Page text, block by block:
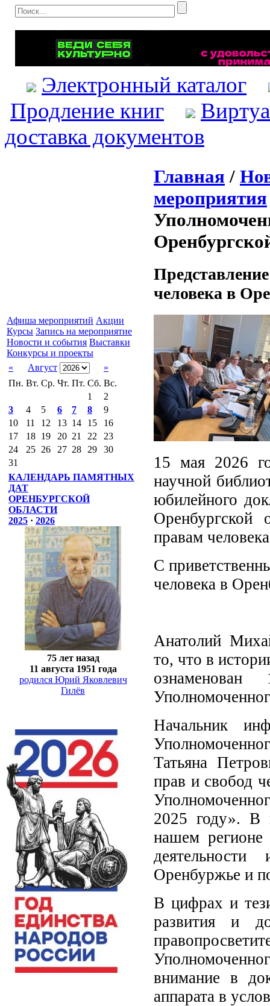
Электронный каталог
Продление книг
доставка документов
Афиша мероприятий Акции
Курсы Запись на мероприятие
Новости и события Выставки
Конкурсы и проекты
«
Август
»
Пн. Вт. Ср. Чт. Пт. Сб. Вс.
1
2
3
4 5 6 7 8
9
10
11 12 13 14 15
16
17
18 19 20 21 22
23
24
25 26 27 28 29
30
31
КАЛЕНДАРЬ ПАМЯТНЫХ
ДАТ
ОРЕНБУРГСКОЙ
ОБЛАСТИ
2025 · 2026
75 лет назад
11 августа 1951 года
родился Юрий Яковлевич
Гилёв
Главная /
мероприятия
человека в
15 мая 2026
научной
юбилейного
Оренбургской
правам
С
человека в
Анатолий
то, что в
Начальник
Татьяна
прав и свобод
2025 году». В
нашем регионе
деятельности
Оренбуржье и
В цифрах и
развития и
внимание в
аппарата в